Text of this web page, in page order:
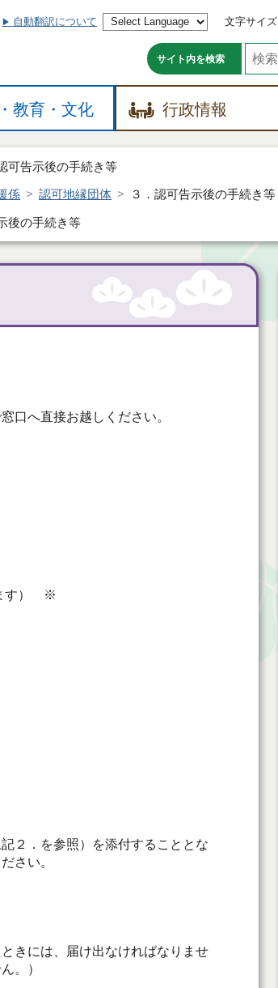
自動翻訳について 文字サイズ
サイト内を検索
教育・文化 行政情報
可告示後の手続き等
係 認可地縁団体 ３．認可告示後の手続き等
後の手続き等
口へ直接お越しください。
ます） ※
２．を参照）を添付することとな
さい。
きには、届け出なければなりませ
。）